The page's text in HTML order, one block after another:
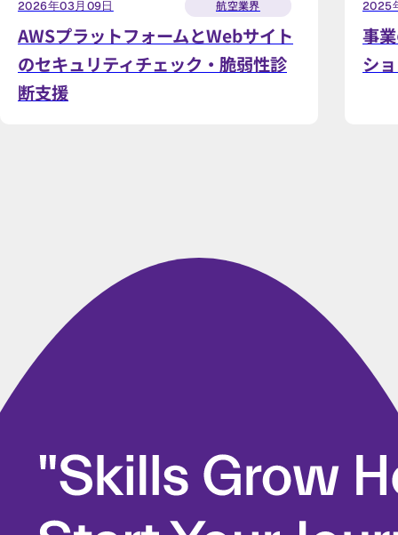
2026年03月09日 航空業界
AWSプラットフォームとWebサイト
のセキュリティチェック・脆弱性診
断支援
2025
事
シ